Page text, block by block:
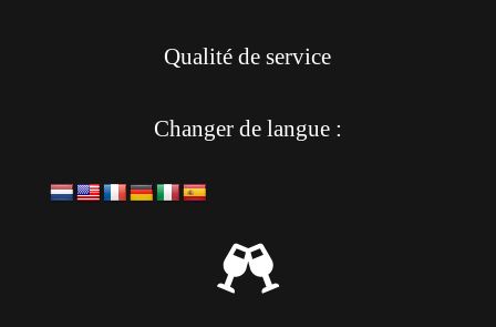
Qualité de service
Changer de langue :
